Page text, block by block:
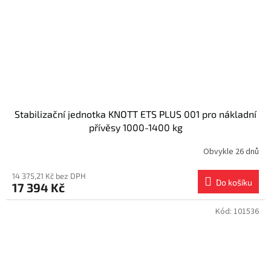
Stabilizační jednotka KNOTT ETS PLUS 001 pro nákladní
přívěsy 1000-1400 kg
Obvykle 26 dnů
14 375,21 Kč bez DPH
17 394 Kč Do košíku
Kód: 101536